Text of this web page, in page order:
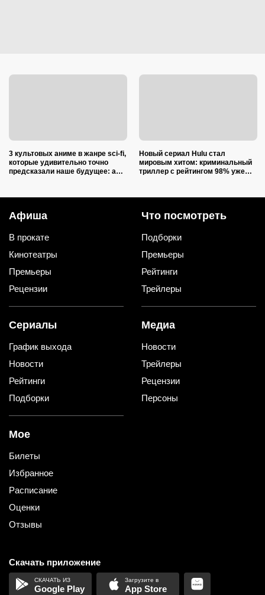
3 культовых аниме в жанре sci-fi,
которые удивительно точно
предсказали наше будущее: а
Новый сериал Hulu стал
мировым хитом: криминальный
триллер с рейтингом 98% уже
Афиша
В прокате
Кинотеатры
Премьеры
Рецензии
Что посмотреть
Подборки
Премьеры
Рейтинги
Трейлеры
Сериалы
График выхода
Новости
Рейтинги
Подборки
Медиа
Новости
Трейлеры
Рецензии
Персоны
Мое
Билеты
Избранное
Расписание
Оценки
Отзывы
Скачать приложение
Google Play App Store